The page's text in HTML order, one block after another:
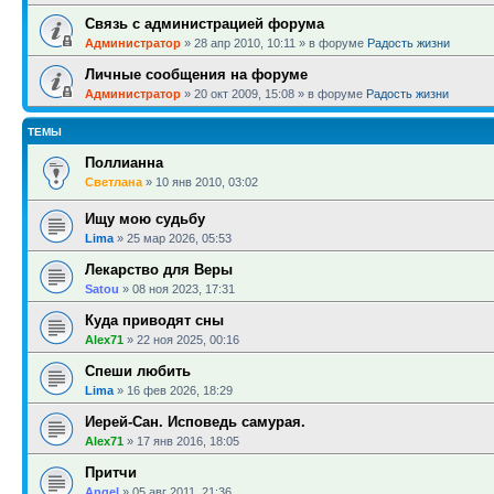
Связь с администрацией форума
Администратор » 28 апр 2010, 10:11 » в форуме Радость жизни
Личные сообщения на форуме
Администратор » 20 окт 2009, 15:08 » в форуме Радость жизни
ТЕМЫ
Поллианна
Светлана » 10 янв 2010, 03:02
Ищу мою судьбу
Lima » 25 мар 2026, 05:53
Лекарство для Веры
Satou » 08 ноя 2023, 17:31
Куда приводят сны
Alex71 » 22 ноя 2025, 00:16
Спеши любить
Lima » 16 фев 2026, 18:29
Иерей-Сан. Исповедь самурая.
Alex71 » 17 янв 2016, 18:05
Притчи